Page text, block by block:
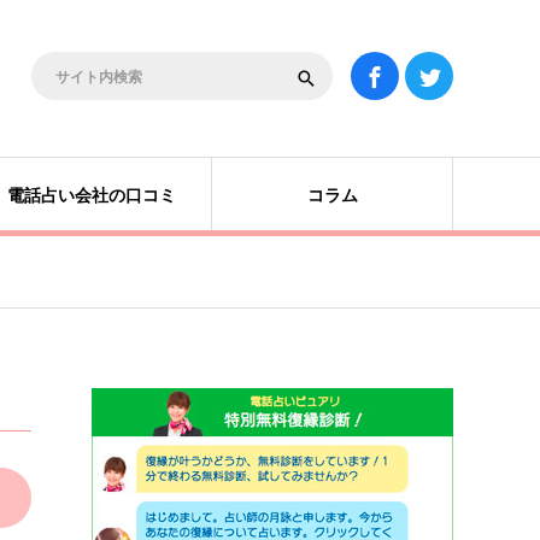
電話占い会社の口コミ コラム